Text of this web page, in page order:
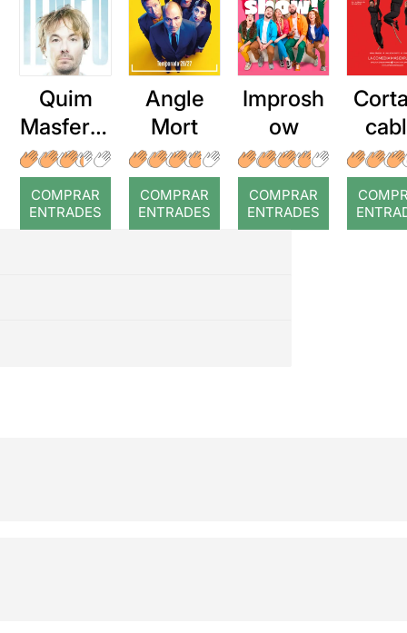
Quim
Masferre
r: Temps
COMPRAR
ENTRADES
Angle
Mort
COMPRAR
ENTRADES
Improsh
ow
COMPRAR
ENTRADES